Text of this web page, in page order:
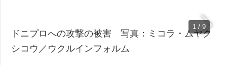
1 / 9
ドニプロへの攻撃の被害 写真：ミコラ・ムヤク
シコウ／ウクルインフォルム